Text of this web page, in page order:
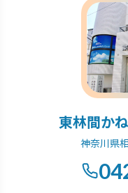
東林間か
神奈川県